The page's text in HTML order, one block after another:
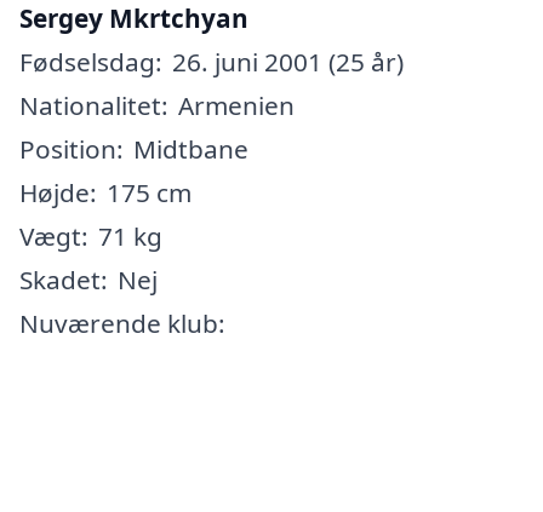
Sergey Mkrtchyan
Fødselsdag: 26. juni 2001 (25 år)
Nationalitet: Armenien
Position: Midtbane
Højde: 175 cm
Vægt: 71 kg
Skadet: Nej
Nuværende klub: